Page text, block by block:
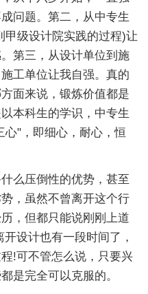
问题。第二，从中专生
甲级设计院实践的过程)让
第三，从设计单位到施
工单位让我自强。真的
面来说，锻炼价值都是
本科生的学识，中专生
心"，即细心，耐心，恒
么压倒性的优势，甚至
，虽然不曾离开这个行
，但都只能说刚刚上道
设计也有一段时间了，
!可不管怎么说，只要兴
是完全可以克服的。